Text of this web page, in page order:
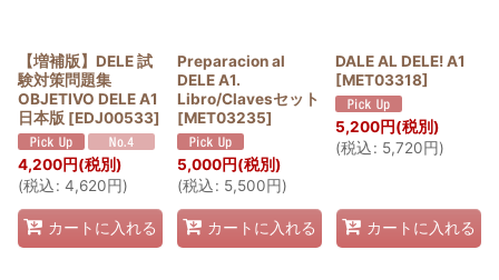
【増補版】DELE 試
験対策問題集
OBJETIVO DELE A1
日本版 [EDJ00533]
4,200円(税別)
(税込: 4,620円)
カートに入れる
Preparacion al
DELE A1.
Libro/Clavesセット
[MET03235]
5,000円(税別)
(税込: 5,500円)
カートに入れる
DALE AL DELE! A1
[MET03318]
5,200円(税別)
(税込: 5,720円)
カートに入れる